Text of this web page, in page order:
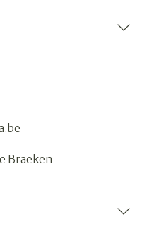
Braeken